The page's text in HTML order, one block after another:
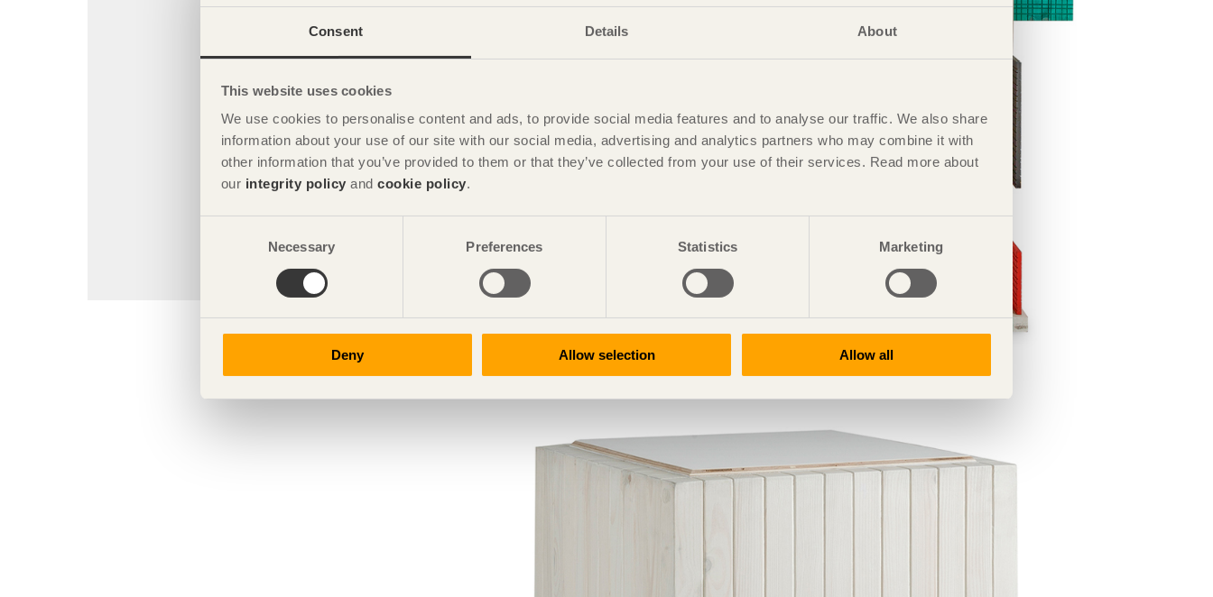
Consent Details About
This website uses cookies
We use cookies to personalise content and ads, to provide social media features and to analyse our traffic. We also share
information about your use of our site with our social media, advertising and analytics partners who may combine it with
other information that you’ve provided to them or that they’ve collected from your use of their services. Read more about
our integrity policy and cookie policy.
Necessary Preferences Statistics Marketing
Deny Allow selection Allow all
Khadija Kabbaj